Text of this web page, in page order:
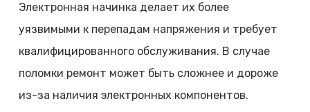
Электронная начинка делает их более
уязвимыми к перепадам напряжения и требует
квалифицированного обслуживания. В случае
поломки ремонт может быть сложнее и дороже
из-за наличия электронных компонентов.